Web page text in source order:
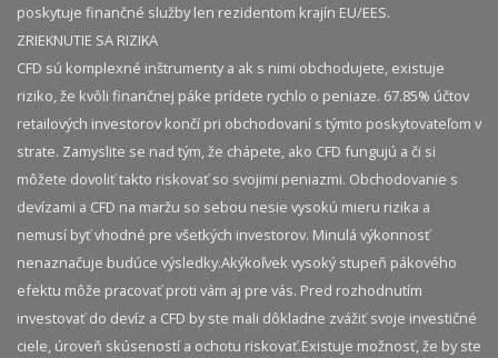
poskytuje finančné služby len rezidentom krajín EU/EES.
ZRIEKNUTIE SA RIZIKA
CFD sú komplexné inštrumenty a ak s nimi obchodujete, existuje
riziko, že kvôli finančnej páke prídete rychlo o peniaze. 67.85% účtov
retailových investorov končí pri obchodovaní s týmto poskytovateľom v
strate. Zamyslite se nad tým, že chápete, ako CFD fungujú a či si
môžete dovoliť takto riskovať so svojimi peniazmi. Obchodovanie s
devízami a CFD na maržu so sebou nesie vysokú mieru rizika a
nemusí byť vhodné pre všetkých investorov. Minulá výkonnosť
nenaznačuje budúce výsledky.​ Akýkoľvek vysoký stupeň pákového
efektu môže pracovať proti vám aj pre vás. Pred rozhodnutím
investovať do devíz a CFD by ste mali dôkladne zvážiť svoje investičné
ciele, úroveň skúseností a ochotu riskovať.​ Existuje možnosť, že by ste